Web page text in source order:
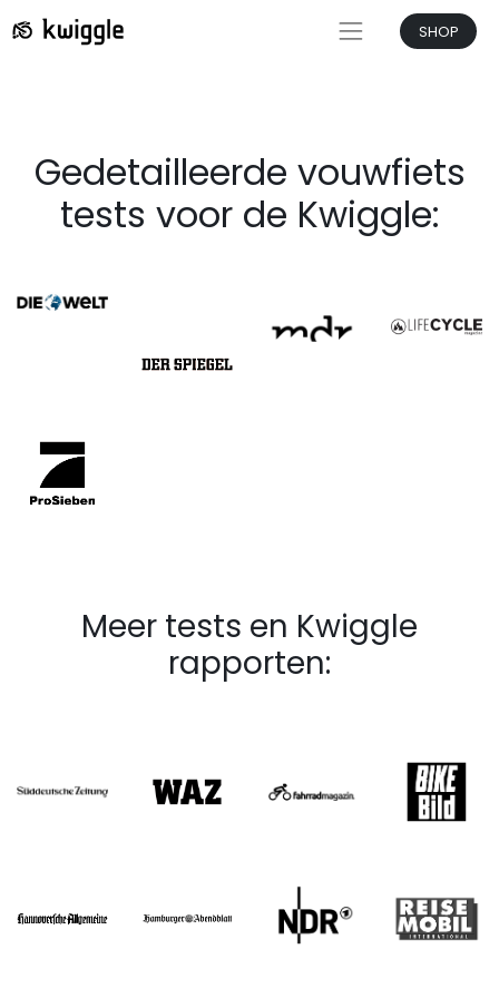
SHOP
Gedetailleerde vouwfiets
tests voor de Kwiggle:
Meer tests en Kwiggle
rapporten: